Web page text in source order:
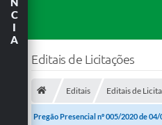
C
I
A
Editais de Licitações
Editais Editais de
Pregão Presencial nº 005/2020 de